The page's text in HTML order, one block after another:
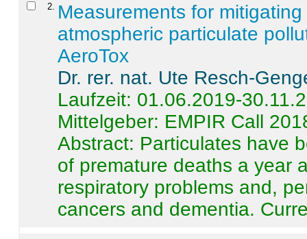
2
Measurements for
atmospheric particulate
AeroTox
Dr. rer. nat. Ute Resch-
Laufzeit: 01.06.2019-
Mittelgeber: EMPIR Call
Abstract: Particulates have
of premature deaths a year
respiratory problems and,
cancers and dementia.